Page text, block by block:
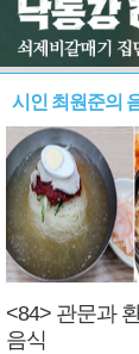
시인 최원준의
<84> 관문과
음식